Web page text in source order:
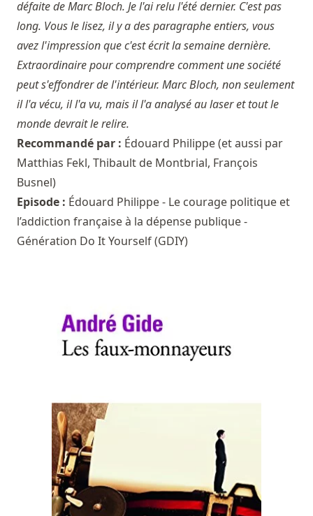
défaite de Marc Bloch. Je l'ai relu l'été dernier. C'est pas
long. Vous le lisez, il y a des paragraphe entiers, vous
avez l'impression que c'est écrit la semaine dernière.
Extraordinaire pour comprendre comment une société
peut s'effondrer de l'intérieur. Marc Bloch, non seulement
il l'a vécu, il l'a vu, mais il l'a analysé au laser et tout le
monde devrait le relire.
Recommandé par : Édouard Philippe(et aussi par
Matthias Fekl, Thibault de Montbrial, François
Busnel)
Episode : Édouard Philippe - Le courage politique et
l’addiction française à la dépense publique -
Génération Do It Yourself (GDIY)